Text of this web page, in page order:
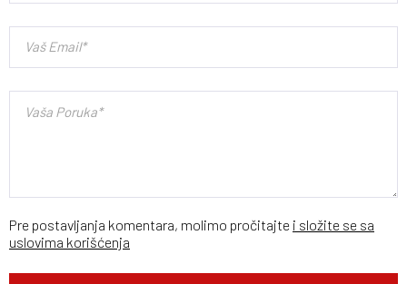
Pre postavljanja komentara, molimo pročitajte i složite se sa
uslovima korišćenja